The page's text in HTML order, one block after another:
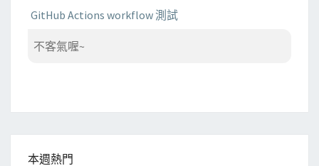
GitHub Actions workflow 測試
不客氣喔~
本週熱門